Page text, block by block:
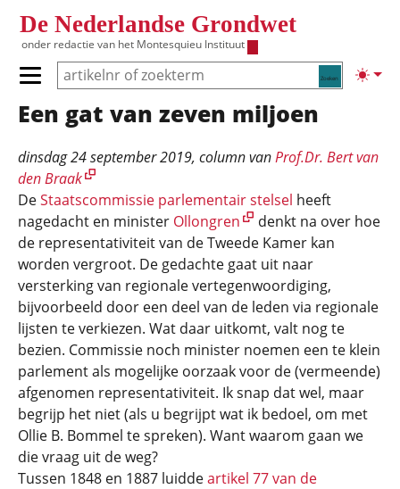
De Nederlandse Grondwet
onder redactie van het Montesquieu Instituut
Zoeken
Primair menu tonen/verbergen
Hoofdnavigatie
Een gat van zeven miljoen
dinsdag 24 september 2019, column vanProf.Dr. Bert van
den Braak
DeStaatscommissie parlementair stelsel heeft
nagedacht en minister Ollongren
denkt na over hoe
de representativiteit van de Tweede Kamer kan
worden vergroot. De gedachte gaat uit naar
versterking van regionale vertegenwoordiging,
bijvoorbeeld door een deel van de leden via regionale
lijsten te verkiezen. Wat daar uitkomt, valt nog te
bezien. Commissie noch minister noemen een te klein
parlement als mogelijke oorzaak voor de (vermeende)
afgenomen representativiteit. Ik snap dat wel, maar
begrijp het niet (als u begrijpt wat ik bedoel, om met
Ollie B. Bommel te spreken). Want waarom gaan we
die vraag uit de weg?
Tussen 1848 en 1887 luiddeartikel 77 van de